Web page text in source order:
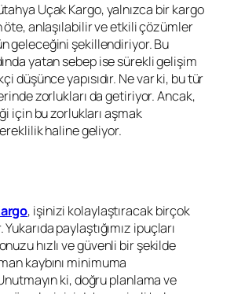
Uçak Kargo, yalnızca bir kargo
anlaşılabilir ve etkili çözümler
geleceğini şekillendiriyor. Bu
yatan sebep ise sürekli gelişim
düşünce yapısıdır. Ne var ki, bu tür
zorlukları da getiriyor. Ancak,
için bu zorlukları aşmak
haline geliyor.
, işinizi kolaylaştıracak birçok
paylaştığımız ipuçları
hızlı ve güvenli bir şekilde
kaybını minimuma
ki, doğru planlama ve